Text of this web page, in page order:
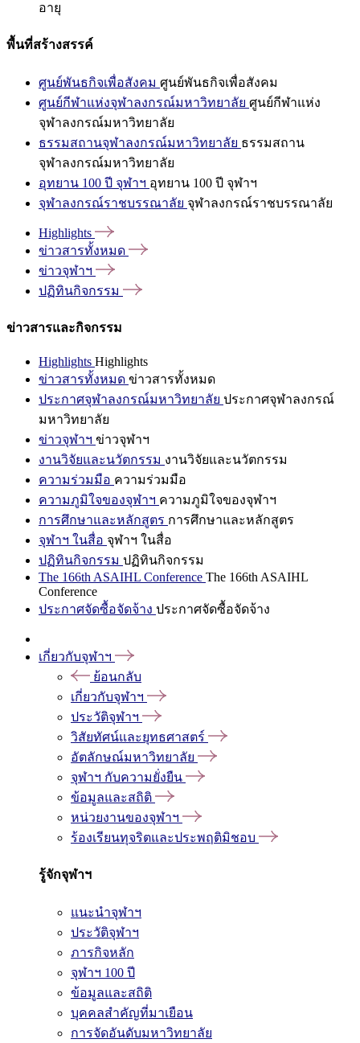
อายุ
พื้นที่สร้างสรรค์
ศูนย์พันธกิจเพื่อสังคม ศูนย์พันธกิจเพื่อสังคม
ศูนย์กีฬาแห่งจุฬาลงกรณ์มหาวิทยาลัย ศูนย์กีฬาแห่ง
จุฬาลงกรณ์มหาวิทยาลัย
ธรรมสถานจุฬาลงกรณ์มหาวิทยาลัย ธรรมสถาน
จุฬาลงกรณ์มหาวิทยาลัย
อุทยาน 100 ปี จุฬาฯ อุทยาน 100 ปี จุฬาฯ
จุฬาลงกรณ์ราชบรรณาลัย จุฬาลงกรณ์ราชบรรณาลัย
Highlights
ข่าวสารทั้งหมด
ข่าวจุฬาฯ
ปฏิทินกิจกรรม
ข่าวสารและกิจกรรม
Highlights Highlights
ข่าวสารทั้งหมด ข่าวสารทั้งหมด
ประกาศจุฬาลงกรณ์มหาวิทยาลัย ประกาศจุฬาลงกรณ์
มหาวิทยาลัย
ข่าวจุฬาฯ ข่าวจุฬาฯ
งานวิจัยและนวัตกรรม งานวิจัยและนวัตกรรม
ความร่วมมือ ความร่วมมือ
ความภูมิใจของจุฬาฯ ความภูมิใจของจุฬาฯ
การศึกษาและหลักสูตร การศึกษาและหลักสูตร
จุฬาฯ ในสื่อ จุฬาฯ ในสื่อ
ปฏิทินกิจกรรม ปฏิทินกิจกรรม
The 166th ASAIHL Conference The 166th ASAIHL
Conference
ประกาศจัดซื้อจัดจ้าง ประกาศจัดซื้อจัดจ้าง
เกี่ยวกับจุฬาฯ
ย้อนกลับ
เกี่ยวกับจุฬาฯ
ประวัติจุฬาฯ
วิสัยทัศน์และยุทธศาสตร์
อัตลักษณ์มหาวิทยาลัย
จุฬาฯ กับความยั่งยืน
ข้อมูลและสถิติ
หน่วยงานของจุฬาฯ
ร้องเรียนทุจริตและประพฤติมิชอบ
รู้จักจุฬาฯ
แนะนำจุฬาฯ
ประวัติจุฬาฯ
ภารกิจหลัก
จุฬาฯ 100 ปี
ข้อมูลและสถิติ
บุคคลสำคัญที่มาเยือน
การจัดอันดับมหาวิทยาลัย